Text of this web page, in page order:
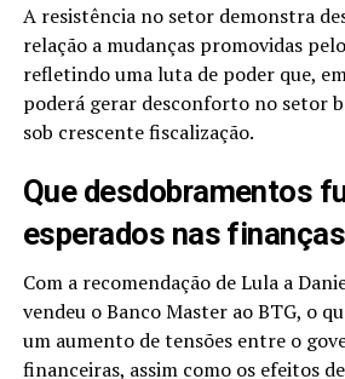
A resistência no setor demonstra
relação a mudanças promovidas
refletindo uma luta de poder que,
poderá gerar desconforto no setor
sob crescente fiscalização.
Que desdobramentos
esperados nas
Com a recomendação de Lula a
vendeu o Banco Master ao BTG, o
um aumento de tensões entre o
financeiras, assim como os efeitos